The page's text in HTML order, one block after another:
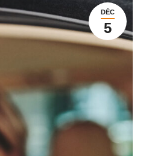
DÉC
5